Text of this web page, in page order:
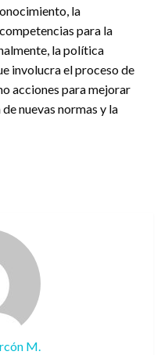
la
para la
la política
involucra el proceso de
acciones para mejorar
nuevas normas y la
M.